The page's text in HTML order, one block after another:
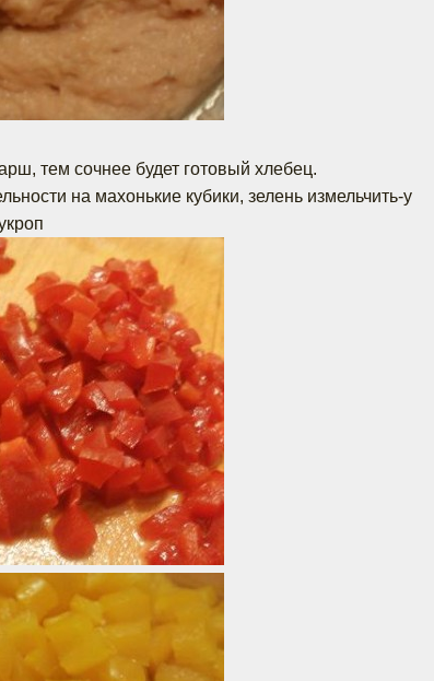
тем сочнее будет готовый хлебец.
на махонькие кубики, зелень измельчить-у